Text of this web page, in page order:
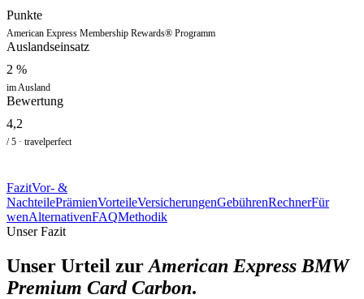
Punkte
American Express Membership Rewards® Programm
Auslandseinsatz
2 %
im Ausland
Bewertung
4,2
/ 5 · travelperfect
FazitVor- &
NachteilePrämienVorteileVersicherungenGebührenRechnerFür
wenAlternativenFAQMethodik
Unser Fazit
Unser Urteil zur American Express BMW
Premium Card Carbon.